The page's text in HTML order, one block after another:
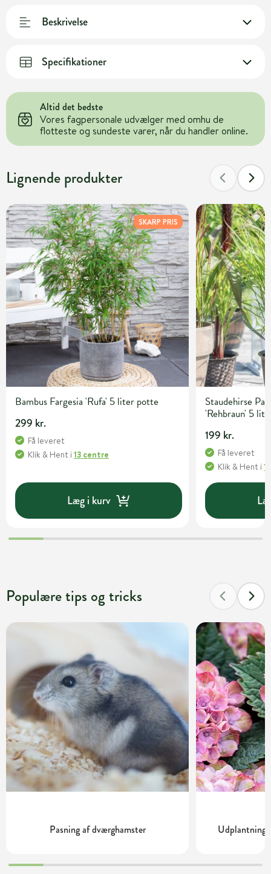
Beskrivelse
Specifikationer
Altid det bedste
Vores fagpersonale udvælger med omhu de
flotteste og sundeste varer, når du handler online.
Lignende produkter
SKARP PRIS
Bambus Fargesia 'Rufa' 5 liter potte
299 kr.
Få leveret
Klik & Hent i 13 centre
Læg i kurv
Staudehirse
'Rehbraun' 5
199 kr.
Få leveret
Klik & Hent i
Populære tips og tricks
Pasning af dværghamster Udplantning